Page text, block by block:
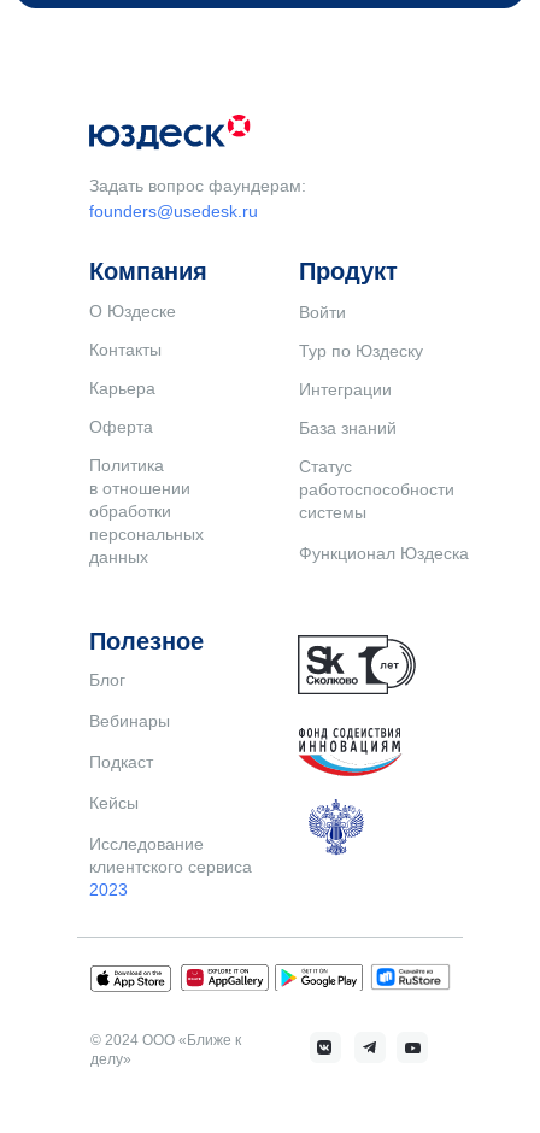
© 2024 ООО «Ближе к
делу»
Задать вопрос фаундерам:
founders@usedesk.ru
Компания
О Юздеске
Контакты
Карьера
Оферта
Политика
в отношении
обработки
персональных
данных
Войти
Тур по Юздеску
Интеграции
Продукт
База знаний
Статус
работоспособности
системы
Функционал Юздеска
Подкаст
Кейсы
Полезное
Блог
Вебинары
Исследование
клиентского сервиса
2023